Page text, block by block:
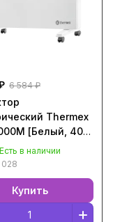
6 584 ₽
Thermex
[Белый, 401
Есть в наличии
028
Купить